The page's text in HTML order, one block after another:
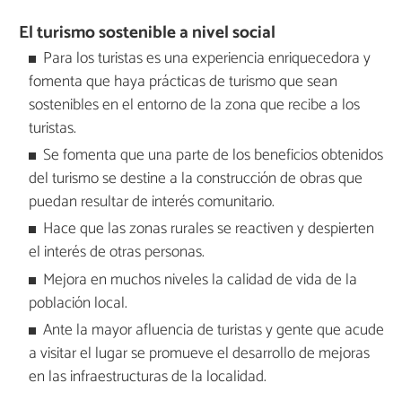
El turismo sostenible a nivel social
Para los turistas es una experiencia enriquecedora y
fomenta que haya prácticas de turismo que sean
sostenibles en el entorno de la zona que recibe a los
turistas.
Se fomenta que una parte de los beneficios obtenidos
del turismo se destine a la construcción de obras que
puedan resultar de interés comunitario.
Hace que las zonas rurales se reactiven y despierten
el interés de otras personas.
Mejora en muchos niveles la calidad de vida de la
población local.
Ante la mayor afluencia de turistas y gente que acude
a visitar el lugar se promueve el desarrollo de mejoras
en las infraestructuras de la localidad.